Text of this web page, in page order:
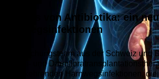
Jenseits von Antibiotika: ein
Harnwegsinfektionen
Ein Forschungsteam aus der Schweiz und
Phagen- und
wiederkehrenden Harnwegsinfektionen,